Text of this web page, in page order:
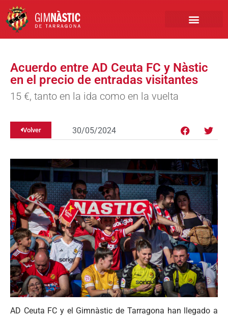
Acuerdo entre AD Ceuta FC y Nàstic
en el precio de entradas visitantes
15 €, tanto en la ida como en la vuelta
Volver 30/05/2024
AD Ceuta FC y el Gimnàstic de Tarragona han llegado a